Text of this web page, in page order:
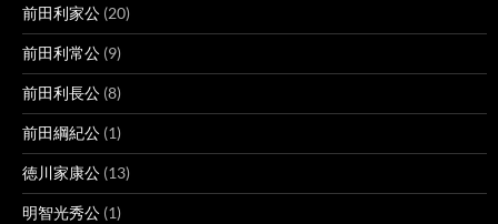
前田利家公 (20)
前田利常公 (9)
前田利長公 (8)
前田綱紀公 (1)
徳川家康公 (13)
明智光秀公 (1)